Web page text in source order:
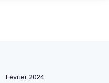
Février 2024